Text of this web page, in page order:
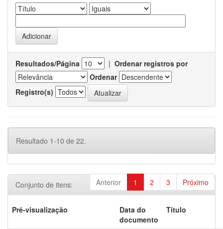
Resultados/Página | Ordenar registros por
Ordenar
Registro(s)
Resultado 1-10 de 22.
Anterior 1 2 3 Próximo
Conjunto de itens:
Pré-visualização
Data do
documento
Título